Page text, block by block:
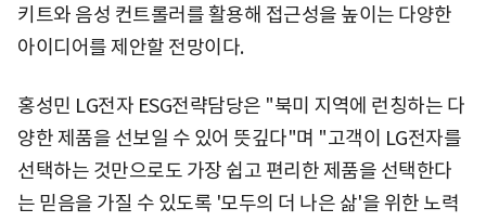
키트와 음성 컨트롤러를 활용해 접근성을 높이는 다양한
아이디어를 제안할 전망이다.
홍성민 LG전자 ESG전략담당은 "북미 지역에 런칭하는 다
양한 제품을 선보일 수 있어 뜻깊다"며 "고객이 LG전자를
선택하는 것만으로도 가장 쉽고 편리한 제품을 선택한다
는 믿음을 가질 수 있도록 '모두의 더 나은 삶'을 위한 노력